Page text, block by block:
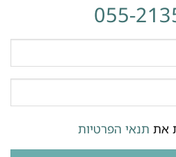
055-
את תנאי הפרטיות